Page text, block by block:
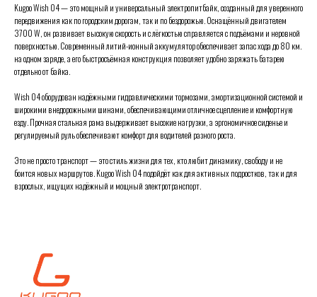
Kugoo Wish 04 — это мощный и универсальный электропитбайк, созданный для уверенного
передвижения как по городским дорогам, так и по бездорожью. Оснащённый двигателем
3700 W, он развивает высокую скорость и с лёгкостью справляется с подъёмами и неровной
поверхностью. Современный литий-ионный аккумулятор обеспечивает запас хода до 80 км.
на одном заряде, а его быстросъёмная конструкция позволяет удобно заряжать батарею
отдельно от байка.
Wish 04 оборудован надёжными гидравлическими тормозами, амортизационной системой и
широкими внедорожными шинами, обеспечивающими отличное сцепление и комфортную
езду. Прочная стальная рама выдерживает высокие нагрузки, а эргономичное сиденье и
регулируемый руль обеспечивают комфорт для водителей разного роста.
Это не просто транспорт — это стиль жизни для тех, кто любит динамику, свободу и не
боится новых маршрутов. Kugoo Wish 04 подойдёт как для активных подростков, так и для
взрослых, ищущих надёжный и мощный электротранспорт.